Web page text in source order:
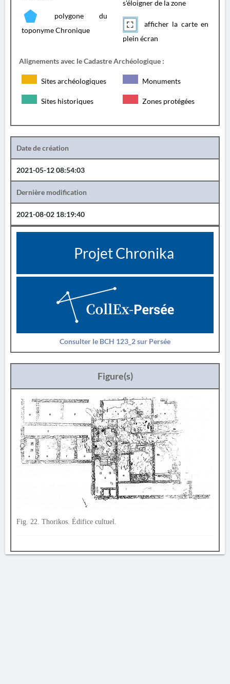
polygone du
toponyme Chronique
s'éloigner de la zone
afficher la carte en
plein écran
Alignements avec le Cadastre Archéologique :
Sites archéologiques Monuments
Sites historiques Zones protégées
Date de création
2021-05-12 08:54:03
Dernière modification
2021-08-02 18:19:40
Projet Chronika
Consulter le BCH 123_2 sur Persée
Figure(s)
Fig. 22. Thorikos. Édifice cultuel.